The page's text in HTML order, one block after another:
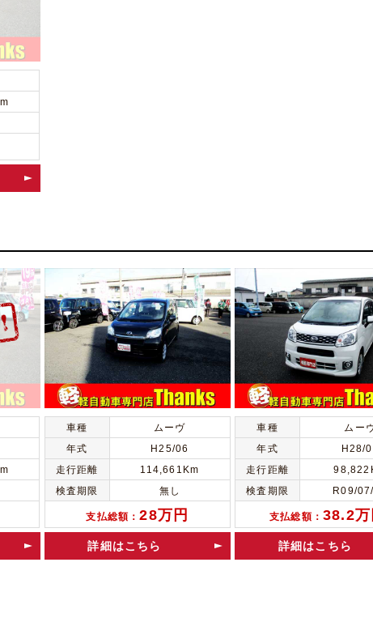
車種
ムーヴ
年式
H25/06
走行距離
114,661Km
検査期限
無し
支払総額：28万円
詳細はこちら
車種
ムー
年式
H28/
走行距離
検査期限
R09/
支払総額：38.2万
詳細はこちら